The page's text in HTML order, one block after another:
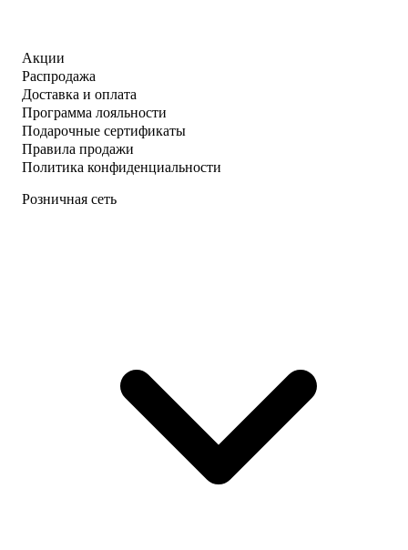
Акции
Распродажа
Доставка и оплата
Программа лояльности
Подарочные сертификаты
Правила продажи
Политика конфиденциальности
Розничная сеть